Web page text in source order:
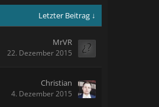
Letzter Beitrag ↓
MrVR
22. Dezember 2015
Christian
4. Dezember 2015